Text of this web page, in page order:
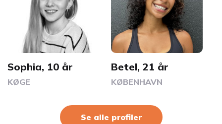
Sophia, 10 år
KØGE
Betel, 21 år
KØBENHAVN
Se alle profiler